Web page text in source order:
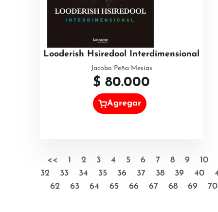
Looderish Hsiredool Interdimensional
Jacobo Peña Mesías
$ 80.000
Agregar
<< 1 2 3 4 5 6 7 8 9
10
32
33 34 35 36 37 38 39 40
62
63 64 65 66 67 68 69 70